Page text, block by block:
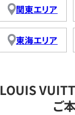
関東エリア
東海エリア
LOUIS
ご